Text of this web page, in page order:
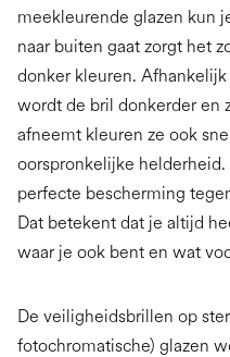
meekleurende glazen kun
naar buiten gaat zorgt het
donker kleuren.
wordt de bril donkerder en
afneemt kleuren ze ook
oorspronkelijke
perfecte bescherming
Dat betekent dat je altijd
waar je ook bent en wat
De veiligheidsbrillen op
fotochromatische) glazen